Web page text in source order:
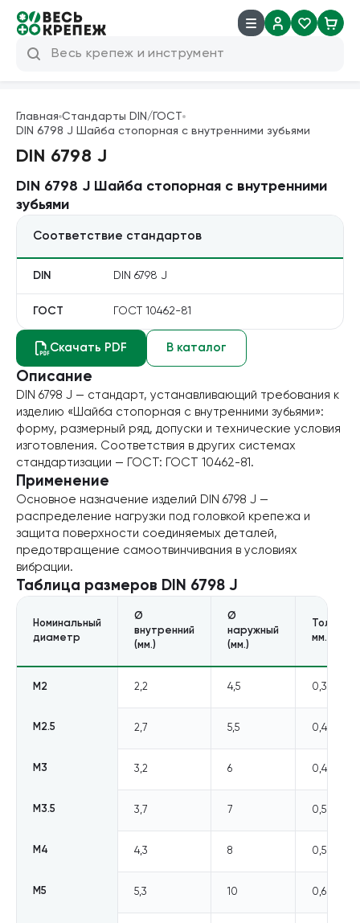
Инструмент
Техническая химия
Резьбовые шпильки
Производители
Для бизнеса
О компании
Оплата и доставка
Техническая консультация
Стандарты DIN/ГОСТ
Калькулятор веса крепежа
Калькулятор химических анкеров
Запросить расчет
Главная Стандарты DIN/ГОСТ
DIN 6798 J Шайба cтопорная с внутренними зубьями
DIN 6798 J
DIN 6798 J Шайба cтопорная с внутренними
зубьями
Соответствие стандартов
DIN DIN 6798 J
ГОСТ ГОСТ 10462-81
Скачать PDF В каталог
Описание
DIN 6798 J — стандарт, устанавливающий требования к
изделию «Шайба cтопорная с внутренними зубьями»:
форму, размерный ряд, допуски и технические условия
изготовления. Соответствия в других системах
стандартизации — ГОСТ: ГОСТ 10462-81.
Применение
Основное назначение изделий DIN 6798 J —
распределение нагрузки под головкой крепежа и
защита поверхности соединяемых деталей,
предотвращение самоотвинчивания в условиях
вибрации.
Таблица размеров DIN 6798 J
Номинальный
диаметр
Ø
внутренний
(мм.)
Ø
наружный
(мм.)
Толщина
мм.
М2 2,2 4,5 0,3
М2.5 2,7 5,5 0,4
М3 3,2 6 0,4
М3.5 3,7 7 0,5
М4 4,3 8 0,5
М5 5,3 10 0,6